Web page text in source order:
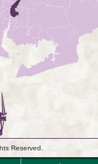
Reserved.